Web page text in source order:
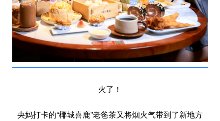
火了！
央妈打卡的“椰城喜鹿”老爸茶又将烟火气带到了新地方